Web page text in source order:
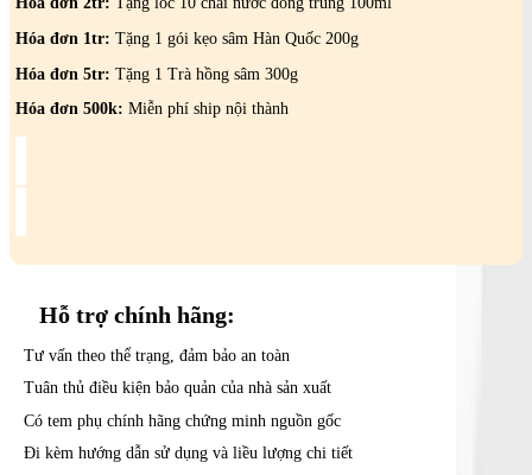
MSM
Hogwanwon
Gold
Hóa đơn 1tr: Tặng 1 gói kẹo sâm Hàn Quốc 200g
Hóa đơn 5tr: Tặng 1 Trà hồng sâm 300g
Hóa đơn 500k: Miễn phí ship nội thành
Hỗ trợ chính hãng:
Tư vấn theo thể trạng, đảm bảo an toàn
Tuân thủ điều kiện bảo quản của nhà sản xuất
Có tem phụ chính hãng chứng minh nguồn gốc
Đi kèm hướng dẫn sử dụng và liều lượng chi tiết